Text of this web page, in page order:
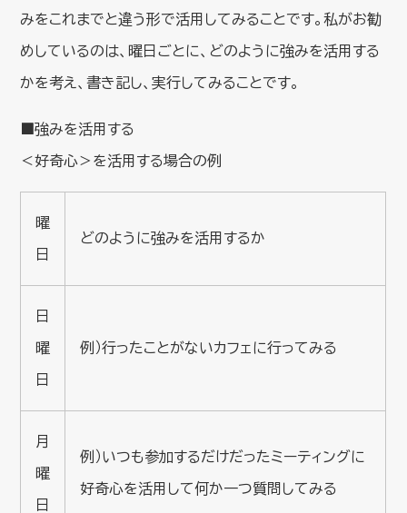
みをこれまでと違う形で活用してみることです。私がお勧
めしているのは、曜日ごとに、どのように強みを活用する
かを考え、書き記し、実行してみることです。
■強みを活用する
＜好奇心＞を活用する場合の例
曜
日
どのように強みを活用するか
日
曜
日
例）行ったことがないカフェに行ってみる
月
曜
日
例）いつも参加するだけだったミーティングに
好奇心を活用して何か一つ質問してみる